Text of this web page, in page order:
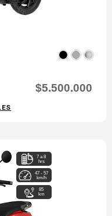
$5.500.000
7 a 8
hrs
47 - 57
km/h
85
km